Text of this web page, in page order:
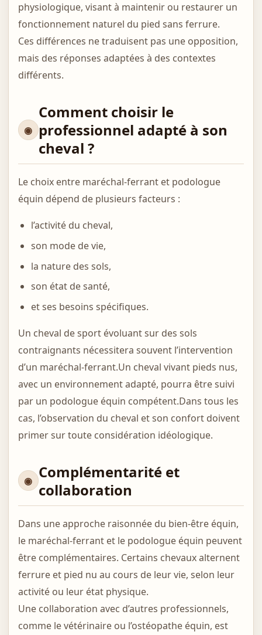
physiologique, visant à maintenir ou restaurer un
fonctionnement naturel du pied sans ferrure.
Ces différences ne traduisent pas une opposition,
mais des réponses adaptées à des contextes
différents.
Comment choisir le
professionnel adapté à son
cheval ?
Le choix entre maréchal-ferrant et podologue
équin dépend de plusieurs facteurs :
l’activité du cheval,
son mode de vie,
la nature des sols,
son état de santé,
et ses besoins spécifiques.
Un cheval de sport évoluant sur des sols
contraignants nécessitera souvent l’intervention
d’un maréchal-ferrant.Un cheval vivant pieds nus,
avec un environnement adapté, pourra être suivi
par un podologue équin compétent.Dans tous les
cas, l’observation du cheval et son confort doivent
primer sur toute considération idéologique.
Complémentarité et
collaboration
Dans une approche raisonnée du bien-être équin,
le maréchal-ferrant et le podologue équin peuvent
être complémentaires. Certains chevaux alternent
ferrure et pied nu au cours de leur vie, selon leur
activité ou leur état physique.
Une collaboration avec d’autres professionnels,
comme le vétérinaire ou l’ostéopathe équin, est